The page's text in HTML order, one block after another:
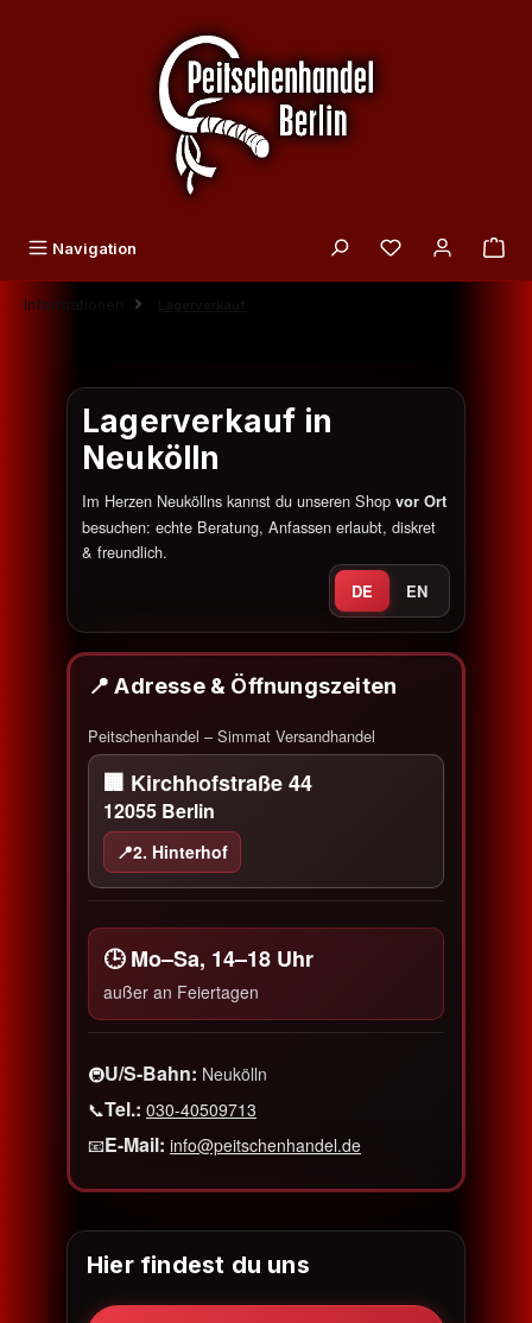
Navigation Du hast 0
Informationen
Lagerverkauf in
Neukölln
Im Herzen Neuköllns kannst du unseren Shop vor Ort
besuchen: echte Beratung, Anfassen erlaubt, diskret
& freundlich.
DE
EN
📍 Adresse & Öffnungszeiten
Peitschenhandel – Simmat Versandhandel
🏢 Kirchhofstraße 44
12055 Berlin
📍2. Hinterhof
🕒 Mo–Sa, 14–18 Uhr
außer an Feiertagen
🚇U/S-Bahn: Neukölln
📞Tel.: 030-40509713
📧E-Mail: info@peitschenhandel.de
Hier findest du uns